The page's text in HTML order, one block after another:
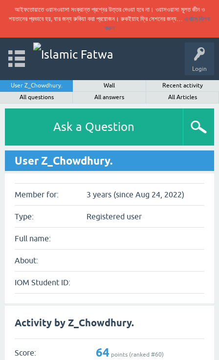
আইফতোয়াতে ওয়াসওয়াসা সংক্রান্ত প্রশ্নের উত্তর দেওয়া হবে না। ওয়াসওয়াসা মূলত জীন ও
শয়তানের প্রভাবে হয়, যার জন্য রুকিয়া করা প্রয়োজন। রুকইয়াহ ফ্রি সেশনের জন্য… এখানে ক্লিক
করুন
Login
User Z_Chowdhury. Wall
Recent activity
All questions
All answers All Articles
Ask a Question
User Z_Chowdhury.
Member for: 3 years (since Aug 24, 2022)
Type: Registered user
Full name:
About:
IOM Student ID:
Activity by Z_Chowdhury.
Score: 64 points (ranked #60)